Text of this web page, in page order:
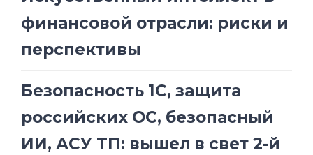
финансовой отрасли: риски и
перспективы
Безопасность 1С, защита
российских ОС, безопасный
ИИ, АСУ ТП: вышел в свет 2-й